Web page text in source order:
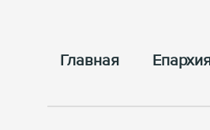
Главная